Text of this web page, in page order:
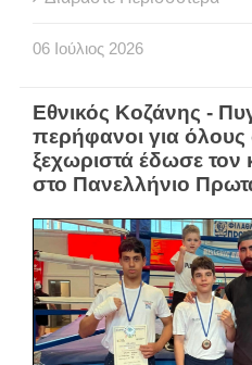
06 Ιούλιος 2026
Εθνικός Κοζάνης -
περήφανοι για
ξεχωριστά έδωσε τον
στο Πανελλήνιο